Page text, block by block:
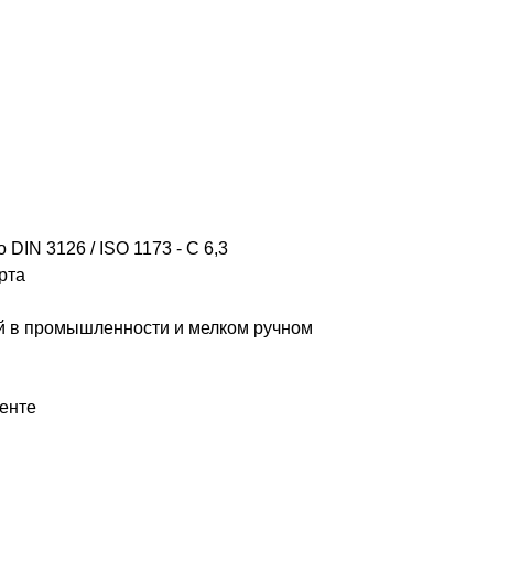
3126 / ISO 1173 - C 6,3
в промышленности и мелком ручном